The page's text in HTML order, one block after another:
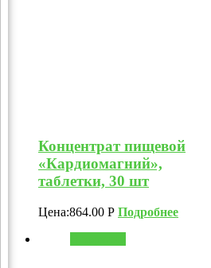
Концентрат пищевой
«Кардиомагний»,
таблетки, 30 шт
Цена:864.00 Р Подробнее